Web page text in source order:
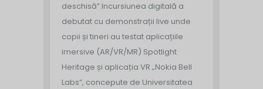
deschisă”.Incursiunea digitală a
debutat cu demonstrații live unde
copii și tineri au testat aplicațiile
imersive (AR/VR/MR) Spotlight
Heritage și aplicația VR „Nokia Bell
Labs”, concepute de Universitatea